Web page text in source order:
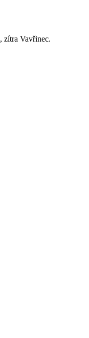
, zítra Vavřinec.